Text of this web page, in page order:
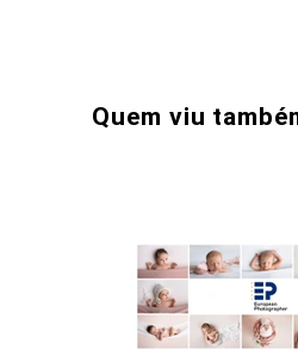
Quem viu